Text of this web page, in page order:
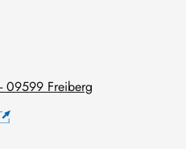
09599 Freiberg